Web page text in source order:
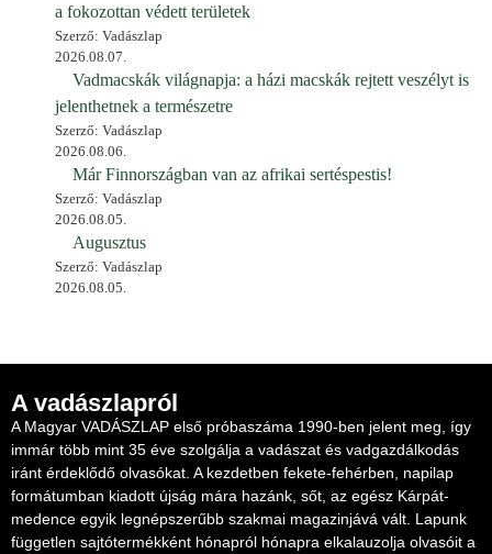
a fokozottan védett területek
Szerző: Vadászlap
2026.08.07.
Vadmacskák világnapja: a házi macskák rejtett veszélyt is
jelenthetnek a természetre
Szerző: Vadászlap
2026.08.06.
Már Finnországban van az afrikai sertéspestis!
Szerző: Vadászlap
2026.08.05.
Augusztus
Szerző: Vadászlap
2026.08.05.
A vadászlapról
A Magyar VADÁSZLAP első próbaszáma 1990-ben jelent meg, így
immár több mint 35 éve szolgálja a vadászat és vadgazdálkodás
iránt érdeklődő olvasókat. A kezdetben fekete-fehérben, napilap
formátumban kiadott újság mára hazánk, sőt, az egész Kárpát-
medence egyik legnépszerűbb szakmai magazinjává vált. Lapunk
független sajtótermékként hónapról hónapra elkalauzolja olvasóit a